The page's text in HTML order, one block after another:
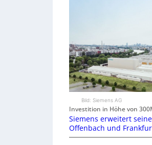
Bild: Siemens AG
Investition in Höhe von
Siemens erweitert
Offenbach und